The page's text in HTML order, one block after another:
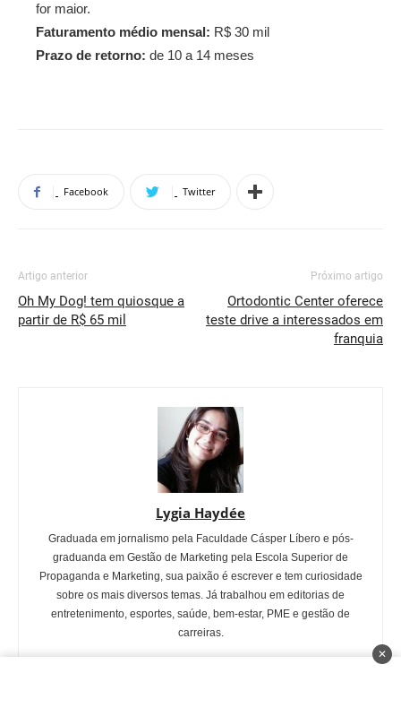
for maior.
Faturamento médio mensal: R$ 30 mil
Prazo de retorno: de 10 a 14 meses
Facebook Twitter
Artigo anterior
Oh My Dog! tem quiosque a
partir de R$ 65 mil
Próximo artigo
Ortodontic Center oferece
teste drive a interessados em
franquia
Lygia Haydée
Graduada em jornalismo pela Faculdade Cásper Líbero e pós-
graduanda em Gestão de Marketing pela Escola Superior de
Propaganda e Marketing, sua paixão é escrever e tem curiosidade
sobre os mais diversos temas. Já trabalhou em editorias de
entretenimento, esportes, saúde, bem-estar, PME e gestão de
carreiras.
✕